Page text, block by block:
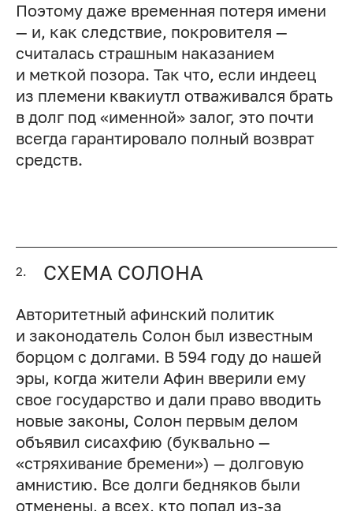
Поэтому даже временная потеря имени
— и, как следствие, покровителя —
считалась страшным наказанием
и меткой позора. Так что, если индеец
из племени квакиутл отваживался брать
в долг под «именной» залог, это почти
всегда гарантировало полный возврат
средств.
2. СХЕМА СОЛОНА
Авторитетный афинский политик
и законодатель Солон был известным
борцом с долгами. В 594 году до нашей
эры, когда жители Афин вверили ему
свое государство и дали право вводить
новые законы, Солон первым делом
объявил сисахфию (буквально —
«стряхивание бремени») — долговую
амнистию. Все долги бедняков были
отменены, а всех, кто попал из-за